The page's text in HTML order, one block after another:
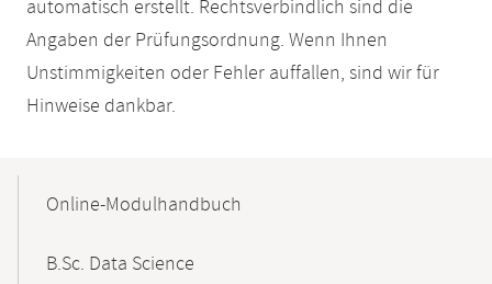
automatisch erstellt. Rechtsverbindlich sind die
Angaben der Prüfungsordnung. Wenn Ihnen
Unstimmigkeiten oder Fehler auffallen, sind wir für
Hinweise dankbar.
NavigationOnline-Modulhandbuch
B.Sc. Data Science